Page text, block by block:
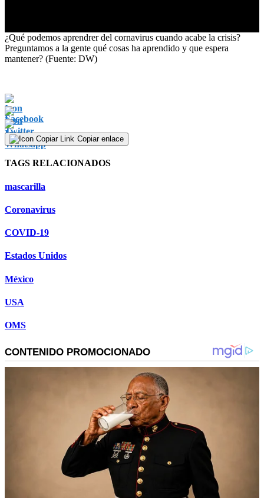
0
seconds
of
1
seconds
¿Qué podemos aprendrer del cornavirus cuando acabe la crisis?
Preguntamos a la gente qué cosas ha aprendido y que espera
mantener? (Fuente: DW)
Copiar enlace
TAGS RELACIONADOS
mascarilla
Coronavirus
COVID-19
Estados Unidos
México
USA
OMS